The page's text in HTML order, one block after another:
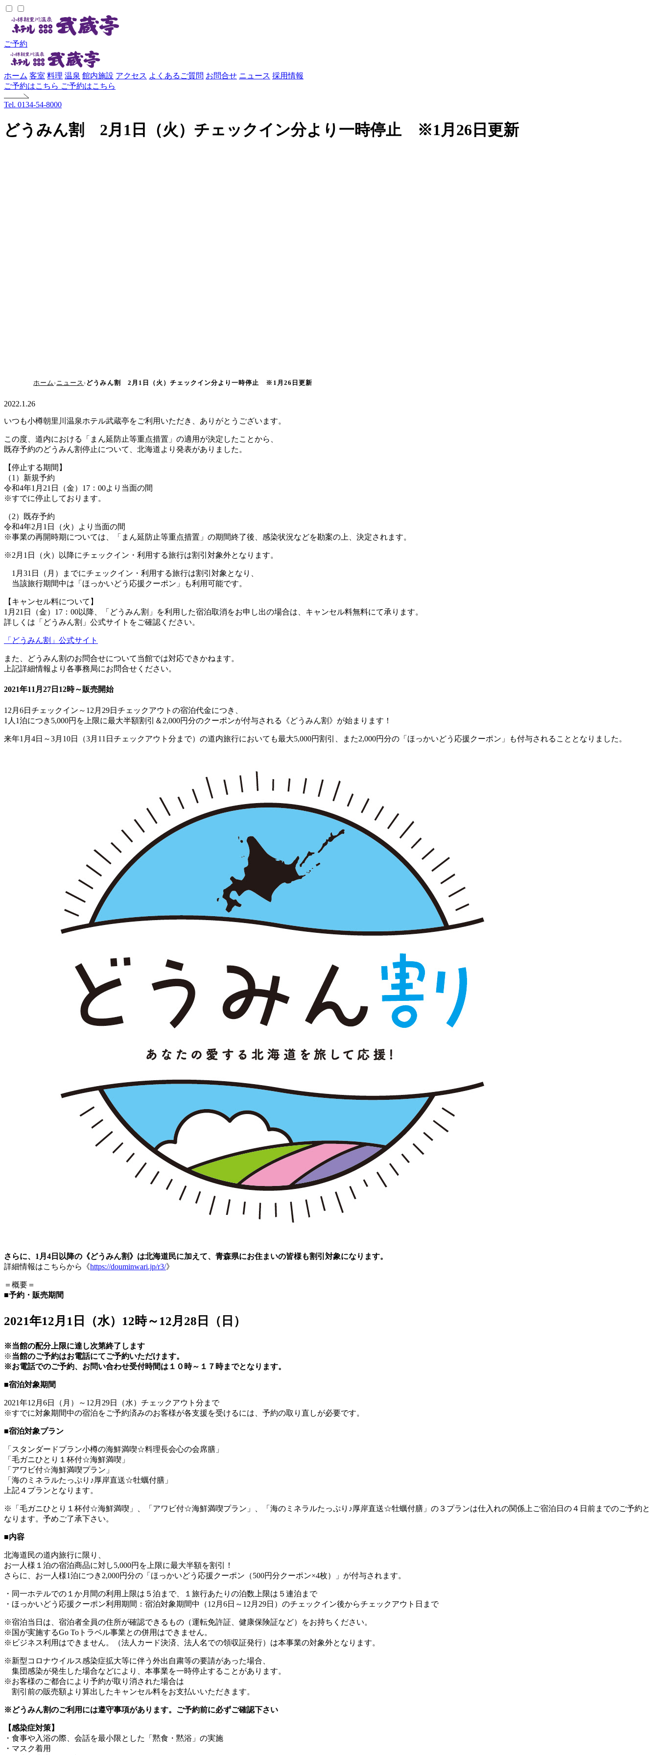
ご予約
ホーム 客室 料理 温泉 館内施設 アクセス よくあるご質問 お問合せ ニュース 採用情報
ご予約はこちら ご予約はこちら
Tel. 0134-54-8000
どうみん割 2月1日（火）チェックイン分より一時停止 ※1月26日更新
ホーム ニュース どうみん割 2月1日（火）チェックイン分より一時停止 ※1月26日更新
2022.1.26
いつも小樽朝里川温泉ホテル武蔵亭をご利用いただき、ありがとうございます。
この度、道内における「まん延防止等重点措置」の適用が決定したことから、
既存予約のどうみん割停止について、北海道より発表がありました。
【停止する期間】
（1）新規予約
令和4年1月21日（金）17：00より当面の間
※すでに停止しております。
（2）既存予約
令和4年2月1日（火）より当面の間
※事業の再開時期については、「まん延防止等重点措置」の期間終了後、感染状況などを勘案の上、決定されます。
※2月1日（火）以降にチェックイン・利用する旅行は割引対象外となります。
1月31日（月）までにチェックイン・利用する旅行は割引対象となり、
当該旅行期間中は「ほっかいどう応援クーポン」も利用可能です。
【キャンセル料について】
1月21日（金）17：00以降、「どうみん割」を利用した宿泊取消をお申し出の場合は、キャンセル料無料にて承ります。
詳しくは「どうみん割」公式サイトをご確認ください。
「どうみん割」公式サイト
また、どうみん割のお問合せについて当館では対応できかねます。
上記詳細情報より各事務局にお問合せください。
2021年11月27日12時～販売開始
12月6日チェックイン～12月29日チェックアウトの宿泊代金につき、
1人1泊につき5,000円を上限に最大半額割引＆2,000円分のクーポンが付与される《どうみん割》が始まります！
来年1月4日～3月10日（3月11日チェックアウト分まで）の道内旅行においても最大5,000円割引、また2,000円分の「ほっかいどう応援クーポン」も付与されることとなりました。
さらに、 1月4日以降の《どうみん割》は北海道民に加えて、青森県にお住まいの皆様も割引対象になります。
詳細情報はこちらから
《https://douminwari.jp/r3/》
＝概要＝
■予約・販売期間
2021年12月1日（水）12時～12月28日（日）
※当館の配分上限に達し次第終了します
※当館のご予約はお電話にてご予約いただけます。
※お電話でのご予約、お問い合わせ受付時間は１０時～１７時までとなります。
■宿泊対象期間
2021年12月6日（月）～12月29日（水）チェックアウト分まで
※すでに対象期間中の宿泊をご予約済みのお客様が各支援を受けるには、 予約の取り直しが必要です。
■宿泊対象プラン
「スタンダードプラン小樽の海鮮満喫☆料理長会心の会席膳」
「毛ガニひとり１杯付☆海鮮満喫」
「アワビ付☆海鮮満喫プラン」
「海のミネラルたっぷり♪厚岸直送☆牡蠣付膳」
上記４プランとなります。
※「毛ガニひとり１杯付☆海鮮満喫」、「アワビ付☆海鮮満喫プラン」、「海のミネラルたっぷり♪厚岸直送☆牡蠣付膳」の３プランは仕入れの関係上ご宿泊日の４日前までのご予約と
なります。予めご了承下さい。
■内容
北海道民の道内旅行に限り、
お一人様１泊の宿泊商品に対し5,000円を上限に最大半額を割引！
さらに、お一人様1泊につき2,000円分の「ほっかいどう応援クーポン（500円分クーポン×4枚）」が付与されます。
・同一ホテルでの１か月間の利用上限は５泊まで、１旅行あたりの泊数上限は５連泊まで
・ほっかいどう応援クーポン利用期間：宿泊対象期間中（12月6日～12月29日）のチェックイン後からチェックアウト日まで
※宿泊当日は、宿泊者全員の住所が確認できるもの（運転免許証、健康保険証など）をお持ちください。
※国が実施するGo Toトラベル事業との併用はできません。
※ビジネス利用はできません。（法人カード決済、法人名での領収証発行）は本事業の対象外となります。
※新型コロナウイルス感染症拡大等に伴う外出自粛等の要請があった場合、
集団感染が発生した場合などにより、本事業を一時停止することがあります。
※お客様のご都合により予約が取り消された場合は
割引前の販売額より算出したキャンセル料をお支払いいただきます。
※どうみん割のご利用には遵守事項があります。ご予約前に必ずご確認下さい
【感染症対策】
・食事や入浴の際、会話を最小限とした「黙食・黙浴」の実施
・マスク着用